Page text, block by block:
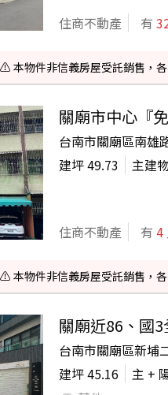
住商不動產 有
⚠️ 本物件非信義房屋受託銷售，
關廟市中心『
台南市關廟區南雄
建坪49.73 主建
住商不動產 有 4
⚠️ 本物件非信義房屋受託銷售，
關廟近86、國
台南市關廟區新埔
建坪45.16 主 +